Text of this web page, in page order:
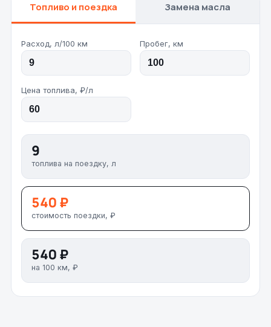
Топливо и поездка Замена масла
Расход, л/100 км Пробег, км
Цена топлива, ₽/л
9
топлива на поездку, л
540 ₽
стоимость поездки, ₽
540 ₽
на 100 км, ₽